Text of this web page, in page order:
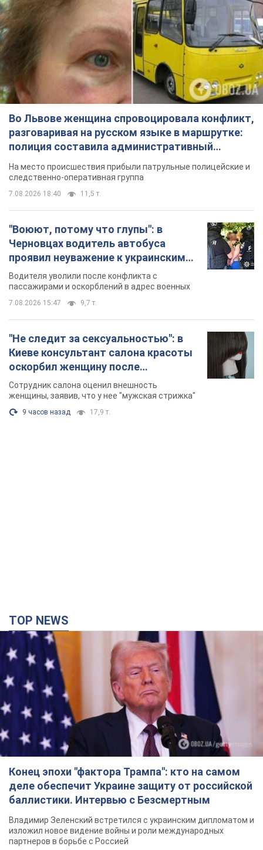
Во Львове женщина спровоцировала конфликт,
разговаривая на русском языке в маршрутке:
полиция составила административный
протокол. Видео
На место происшествия прибыли патрульные полицейские и
следственно-оперативная группа
7.08.2026 18:40 11,5 т.
"Воюют, потому что глупы": в
Черновцах водитель автобуса
проявил неуважение к украинским
военным и поплатился за это.
Видео
Водителя уволили после конфликта с
пассажирами и оскорблений в адрес военных
7.08.2026 15:47 9,7 т.
"Не следит за сексуальностью": в
Киеве консультант салона красоты
оскорбил женщину после
химиотерапии, разгорелся скандал.
Фото
Сотрудник салона оценил внешность
женщины, заявив, что у нее "мужская стрижка"
9 часов назад 17,9 т.
TOP NEWS
Конец эпохи "фактора Трампа": кто на самом
деле обеспечит Украине защиту от российской
баллистики. Интервью с Безсмертным
Владимир Зеленский встретился с украинским дипломатом и
изложил новое видение войны и роли международных
партнеров в борьбе с Россией